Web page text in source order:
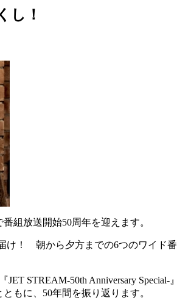
し！
組放送開始50周年を迎えます。
！ 朝から夕方までの6つのワイド
STREAM-50th Anniversary
もに、50年間を振り返ります。